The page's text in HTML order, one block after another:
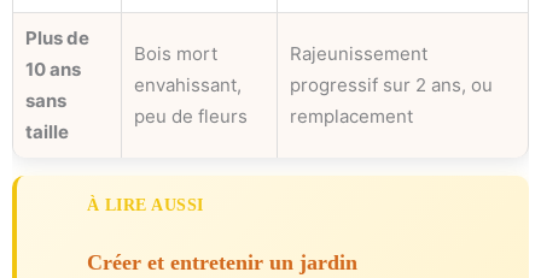
Plus de
10 ans
sans
taille
Bois mort
envahissant,
peu de fleurs
Rajeunissement
progressif sur 2 ans, ou
remplacement
À LIRE AUSSI
Créer et entretenir un jardin